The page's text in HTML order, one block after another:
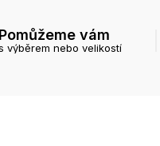
Pomůžeme vám
výběrem nebo velikostí